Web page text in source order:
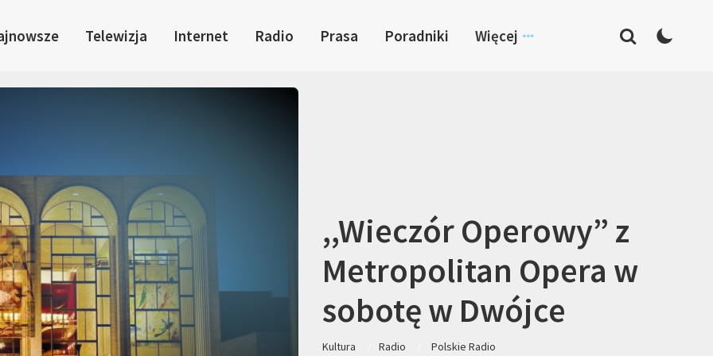
Telewizja Internet Radio Prasa Poradniki Więcej
,,Wieczór Operowy” z
Metropolitan Opera w
sobotę w Dwójce
Kultura Radio Polskie Radio